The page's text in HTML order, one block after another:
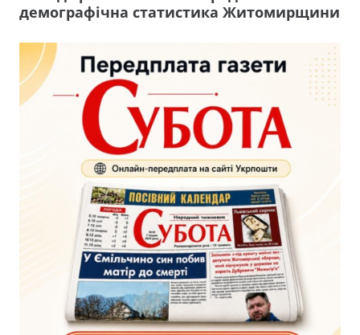
демографічна статистика Житомирщини